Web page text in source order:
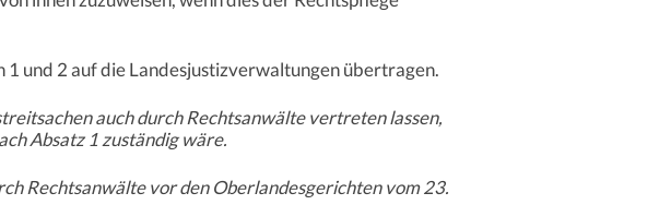
1 und 2 auf die Landesjustizverwaltungen übertragen.
auch durch Rechtsanwälte vertreten lassen,
Absatz 1 zuständig wäre.
Rechtsanwälte vor den Oberlandesgerichten vom 23.